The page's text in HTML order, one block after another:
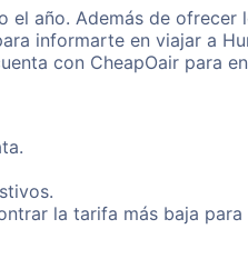
el año. Además de ofrecer
informarte en viajar a
con CheapOair para
la tarifa más baja para